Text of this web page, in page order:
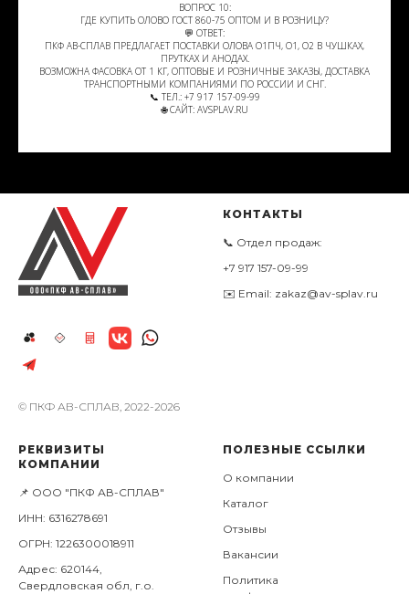
ВОПРОС 10:
ГДЕ КУПИТЬ ОЛОВО ГОСТ 860-75 ОПТОМ И В РОЗНИЦУ?
💬 ОТВЕТ:
ПКФ АВ-СПЛАВ ПРЕДЛАГАЕТ ПОСТАВКИ ОЛОВА О1ПЧ, О1, О2 В ЧУШКАХ,
ПРУТКАХ И АНОДАХ.
ВОЗМОЖНА ФАСОВКА ОТ 1 КГ, ОПТОВЫЕ И РОЗНИЧНЫЕ ЗАКАЗЫ, ДОСТАВКА
ТРАНСПОРТНЫМИ КОМПАНИЯМИ ПО РОССИИ И СНГ.
📞 ТЕЛ.: +7 917 157-09-99
🌐 САЙТ: AVSPLAV.RU
© ПКФ АВ-СПЛАВ, 2022-2026
КОНТАКТЫ
📞 Отдел продаж:
+7 917 157-09-99
✉️ Email: zakaz@av-splav.ru
РЕКВИЗИТЫ
КОМПАНИИ
📌 ООО "ПКФ АВ-СПЛАВ"
ИНН: 6316278691
ОГРН: 1226300018911
Адрес: 620144,
Свердловская обл, г.о.
ПОЛЕЗНЫЕ ССЫЛКИ
О компании
Каталог
Отзывы
Вакансии
Политика